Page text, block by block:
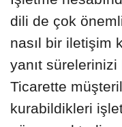
dili de çok
nasıl bir iletişim
yanıt
Ticarette
kurabildikleri